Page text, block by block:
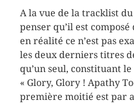
A la vue de la tracklist
penser qu’il est
en réalité ce n’est pas
les deux derniers titres
qu’un seul, constituant
« Glory, Glory ! Apathy
première moitié est par